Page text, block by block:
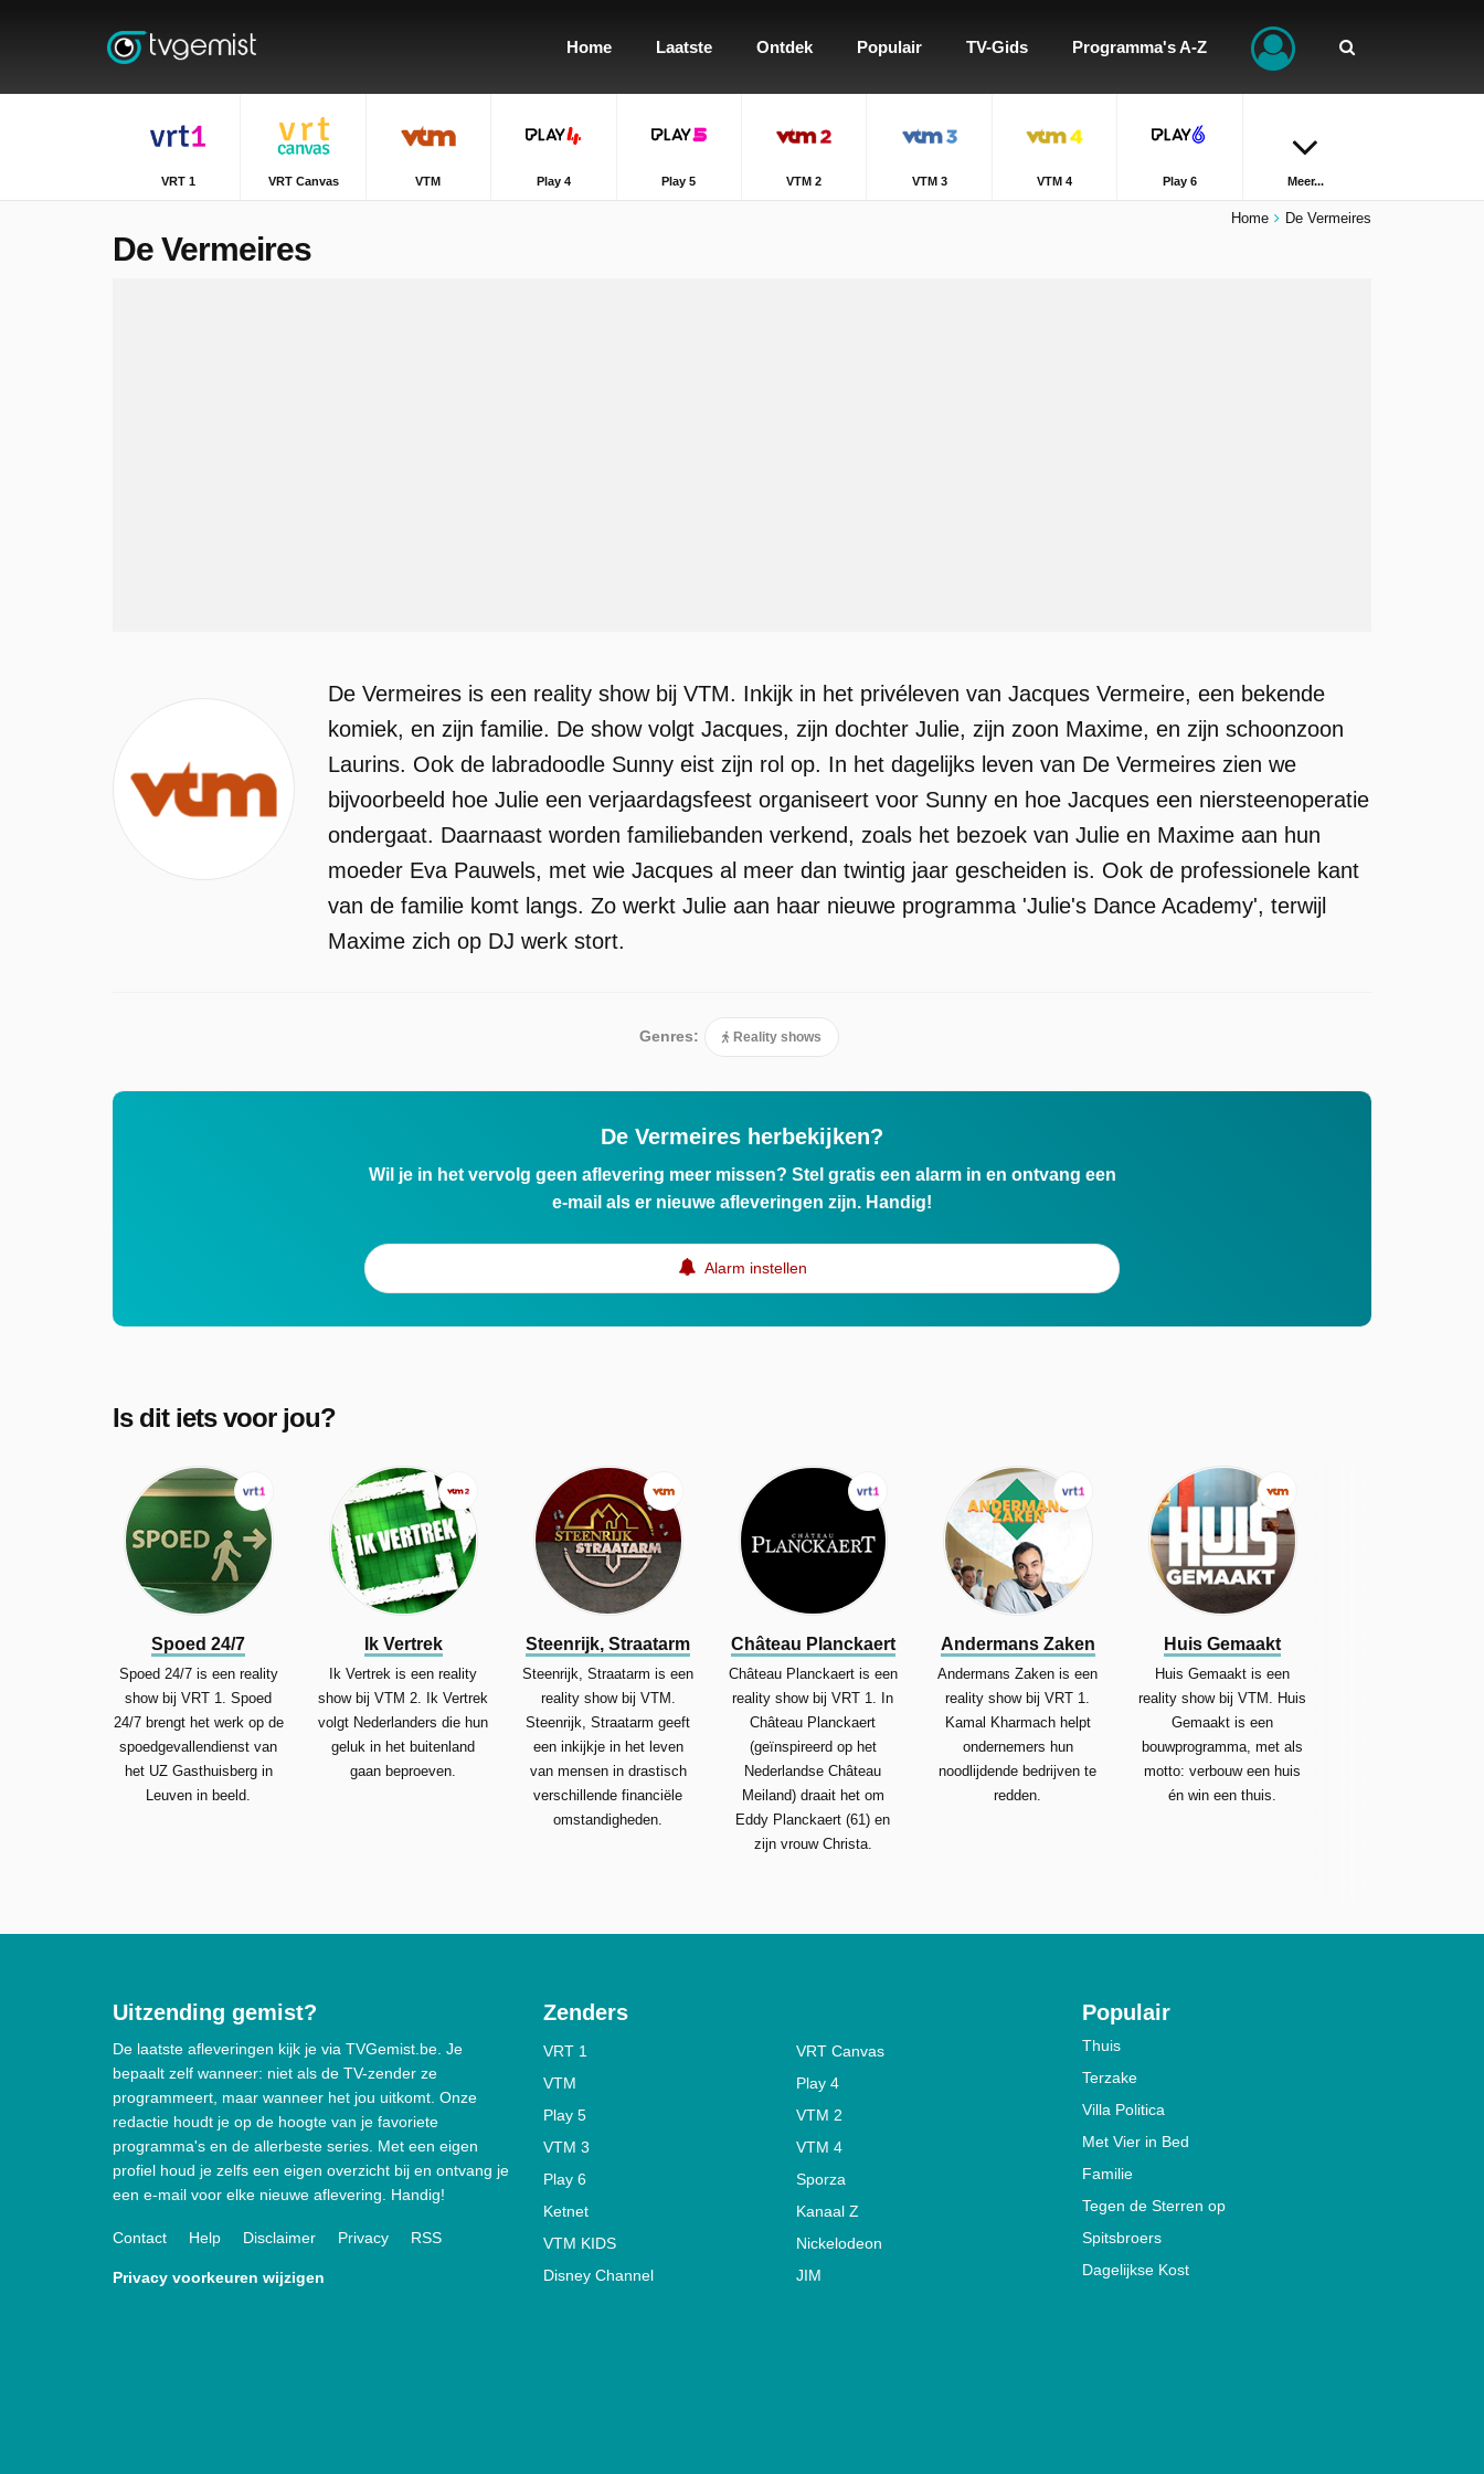
Home Laatste Ontdek Populair TV-Gids Programma's A-Z
VRT 1 VRT Canvas VTM Play 4 Play 5 VTM 2 VTM 3 VTM 4 Play 6 Meer...
Home De Vermeires
De Vermeires
De Vermeires is een reality show bij VTM. Inkijk in het privéleven van Jacques Vermeire, een bekende
komiek, en zijn familie. De show volgt Jacques, zijn dochter Julie, zijn zoon Maxime, en zijn schoonzoon
Laurins. Ook de labradoodle Sunny eist zijn rol op. In het dagelijks leven van De Vermeires zien we
bijvoorbeeld hoe Julie een verjaardagsfeest organiseert voor Sunny en hoe Jacques een niersteenoperatie
ondergaat. Daarnaast worden familiebanden verkend, zoals het bezoek van Julie en Maxime aan hun
moeder Eva Pauwels, met wie Jacques al meer dan twintig jaar gescheiden is. Ook de professionele kant
van de familie komt langs. Zo werkt Julie aan haar nieuwe programma 'Julie's Dance Academy', terwijl
Maxime zich op DJ werk stort.
Genres: Reality shows
De Vermeires herbekijken?
Wil je in het vervolg geen aflevering meer missen? Stel gratis een alarm in en ontvang een
e-mail als er nieuwe afleveringen zijn. Handig!
Alarm instellen
Is dit iets voor jou?
Spoed 24/7
Spoed 24/7 is een reality
show bij VRT 1. Spoed
24/7 brengt het werk op de
spoedgevallendienst van
het UZ Gasthuisberg in
Leuven in beeld.
Ik Vertrek
Ik Vertrek is een reality
show bij VTM 2. Ik Vertrek
volgt Nederlanders die hun
geluk in het buitenland
gaan beproeven.
Steenrijk, Straatarm
Steenrijk, Straatarm is een
reality show bij VTM.
Steenrijk, Straatarm geeft
een inkijkje in het leven
van mensen in drastisch
verschillende financiële
omstandigheden.
Château Planckaert
Château Planckaert is een
reality show bij VRT 1. In
Château Planckaert
(geïnspireerd op het
Nederlandse Château
Meiland) draait het om
Eddy Planckaert (61) en
zijn vrouw Christa.
Andermans Zaken
Andermans Zaken is een
reality show bij VRT 1.
Kamal Kharmach helpt
ondernemers hun
noodlijdende bedrijven te
redden.
Huis Gemaakt
Huis Gemaakt is een
reality show bij VTM. Huis
Gemaakt is een
bouwprogramma, met als
motto: verbouw een huis
én win een thuis.
Uitzending gemist?
De laatste afleveringen kijk je via TVGemist.be. Je
bepaalt zelf wanneer: niet als de TV-zender ze
programmeert, maar wanneer het jou uitkomt. Onze
redactie houdt je op de hoogte van je favoriete
programma's en de allerbeste series. Met een eigen
profiel houd je zelfs een eigen overzicht bij en ontvang je
een e-mail voor elke nieuwe aflevering. Handig!
Contact Help Disclaimer Privacy RSS
Privacy voorkeuren wijzigen
Zenders
VRT 1
VRT Canvas
VTM
Play 4
Play 5
VTM 2
VTM 3
VTM 4
Play 6
Sporza
Ketnet
Kanaal Z
VTM KIDS
Nickelodeon
Disney Channel
JIM
Populair
Thuis
Terzake
Villa Politica
Met Vier in Bed
Familie
Tegen de Sterren op
Spitsbroers
Dagelijkse Kost